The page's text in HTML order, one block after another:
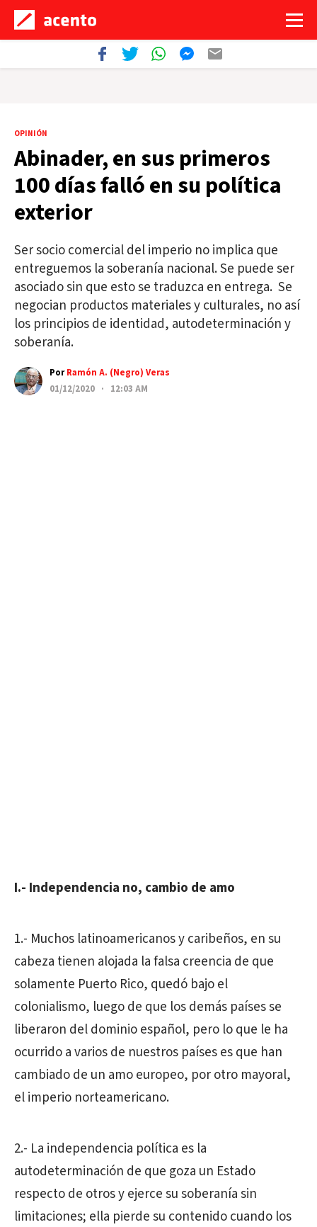
OPINIÓN
Abinader, en sus primeros
100 días falló en su política
exterior
Ser socio comercial del imperio no implica que
entreguemos la soberanía nacional. Se puede ser
asociado sin que esto se traduzca en entrega. Se
negocian productos materiales y culturales, no así
los principios de identidad, autodeterminación y
soberanía.
PorRamón A. (Negro) Veras
01/12/2020 · 12:03 AM
I.- Independencia no, cambio de amo
1.- Muchos latinoamericanos y caribeños, en su
cabeza tienen alojada la falsa creencia de que
solamente Puerto Rico, quedó bajo el
colonialismo, luego de que los demás países se
liberaron del dominio español, pero lo que le ha
ocurrido a varios de nuestros países es que han
cambiado de un amo europeo, por otro mayoral,
el imperio norteamericano.
2.- La independencia política es la
autodeterminación de que goza un Estado
respecto de otros y ejerce su soberanía sin
limitaciones; ella pierde su contenido cuando los